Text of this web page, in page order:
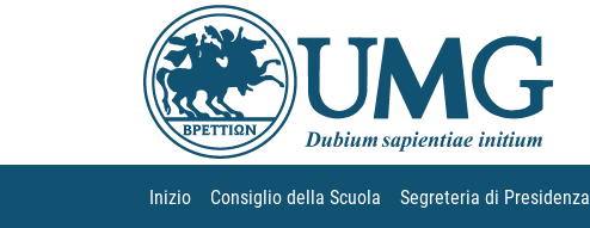
Inizio (current)
Consiglio della Scuola (current)
Segreteria di Presidenza